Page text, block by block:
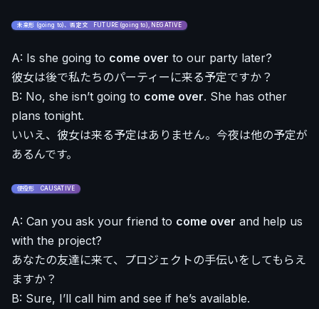
未来形 (going to)、否定文 FUTURE (going to), NEGATIVE
A: Is she going to come over to our party later?
彼女は後で私たちのパーティーに来る予定ですか？
B: No, she isn’t going to come over. She has other
plans tonight.
いいえ、彼女は来る予定はありません。今夜は他の予定が
あるんです。
使役形 CAUSATIVE
A: Can you ask your friend to come over and help us
with the project?
あなたの友達に来て、プロジェクトの手伝いをしてもらえ
ますか？
B: Sure, I’ll call him and see if he’s available.